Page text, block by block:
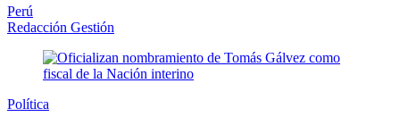
Perú
Redacción Gestión
Política